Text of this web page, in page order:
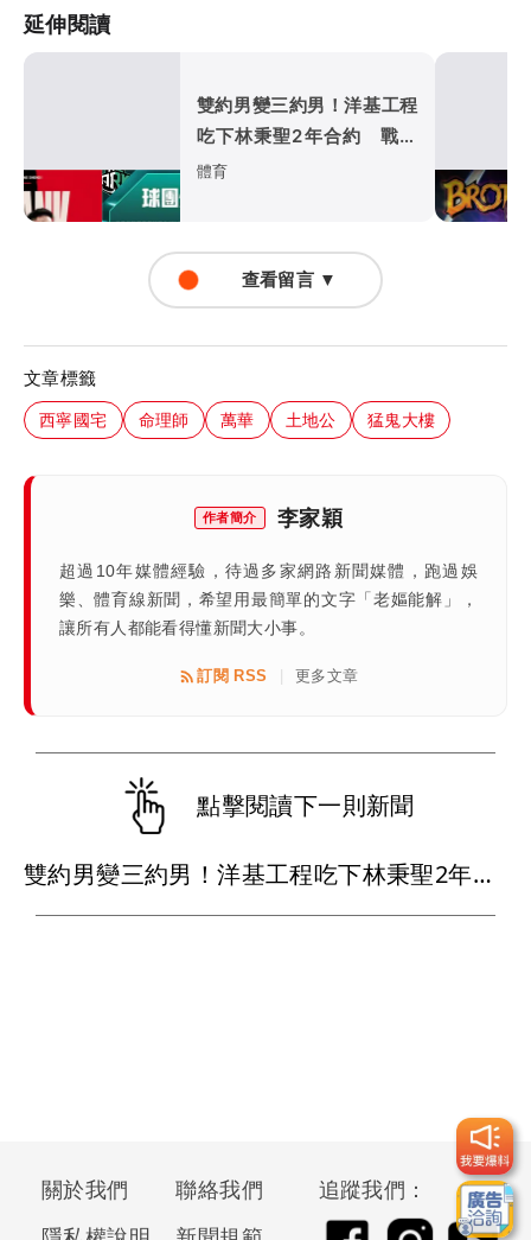
延伸閱讀
雙約男變三約男！洋基工程
吃下林秉聖2年合約 戰神
超暖背官司又送球員
體育
查看留言 ▼
文章標籤
西寧國宅 命理師 萬華 土地公 猛鬼大樓
作者簡介 李家穎
超過10年媒體經驗，待過多家網路新聞媒體，跑過娛
樂、體育線新聞，希望用最簡單的文字「老嫗能解」，
讓所有人都能看得懂新聞大小事。
訂閱 RSS 更多文章
點擊閱讀下一則新聞
雙約男變三約男！洋基工程吃下林秉聖2年合約 戰神超暖背官司又送球員
關於我們
聯絡我們
追蹤我們：